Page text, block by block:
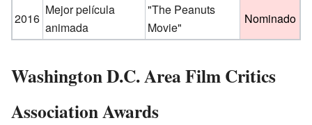
2016
Mejor película
animada
"The Peanuts
Movie"
Nominado
Washington D.C. Area Film Critics
Association Awards